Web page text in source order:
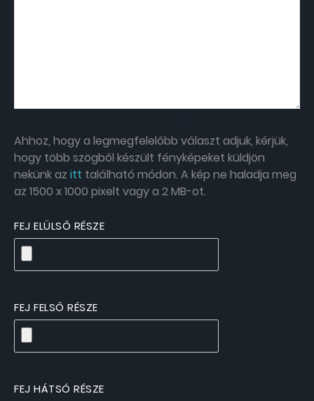
Ahhoz, hogy a legmegfelelőbb választ adjuk, kérjük,
hogy több szögből készült fényképeket küldjön
nekünk az itt található módon. A kép ne haladja meg
az 1500 x 1000 pixelt vagy a 2 MB-ot.
FEJ ELÜLSŐ RÉSZE
FEJ FELSŐ RÉSZE
FEJ HÁTSÓ RÉSZE